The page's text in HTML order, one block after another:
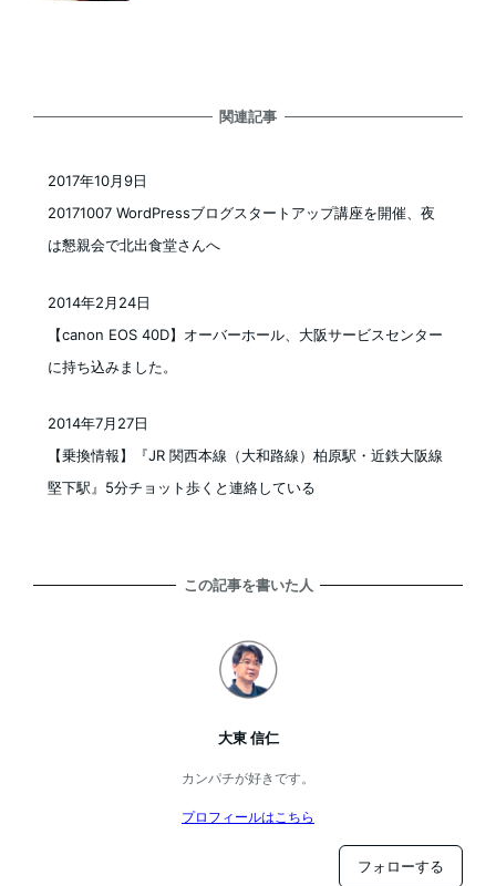
関連記事
20171007 WordPressブログスタートアップ講座を開催、夜
は懇親会で北出食堂さんへ
2017年10月9日
【canon EOS 40D】オーバーホール、大阪サービスセンター
に持ち込みました。
2014年2月24日
【乗換情報】『JR 関西本線（大和路線）柏原駅・近鉄大阪線
堅下駅』5分チョット歩くと連絡している
2014年7月27日
この記事を書いた人
大東 信仁
カンパチが好きです。
プロフィールはこちら
フォローする